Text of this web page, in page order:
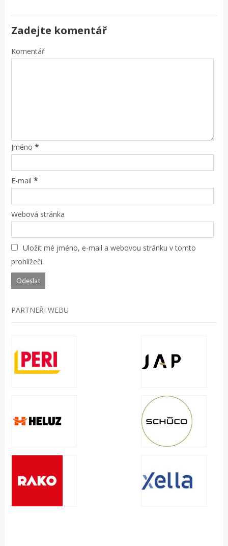
Zadejte komentář
Komentář
Jméno *
E-mail *
Webová stránka
Uložit mé jméno, e-mail a webovou stránku v tomto
prohlížeči.
PARTNEŘI WEBU